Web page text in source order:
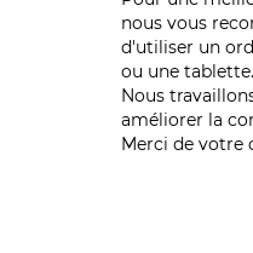
nous vous
d'utiliser un
ou une tablette.
Nous
améliorer la
Merci de votre